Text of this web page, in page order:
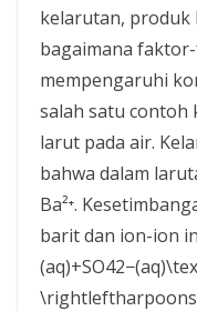
kelarutan, produk
bagaimana
mempengaruhi
salah satu contoh
larut pada air.
bahwa dalam
Ba²⁺.
barit dan ion-ion